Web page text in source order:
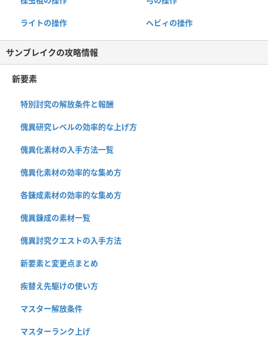
ライトの操作 ヘビィの操作
サンブレイクの攻略情報
新要素
特別討究の解放条件と報酬
傀異研究レベルの効率的な上げ方
傀異化素材の入手方法一覧
傀異化素材の効率的な集め方
各錬成素材の効率的な集め方
傀異錬成の素材一覧
傀異討究クエストの入手方法
新要素と変更点まとめ
疾替え先駆けの使い方
マスター解放条件
マスターランク上げ